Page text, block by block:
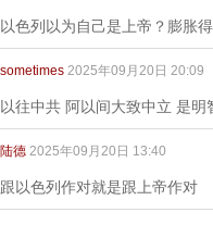
以色列以为自己是上帝？膨胀
sometimes 2025年09月20日 20:09
以往中共 阿以间大致中立 是明
陆德 2025年09月20日 13:40
跟以色列作对就是跟上帝作对